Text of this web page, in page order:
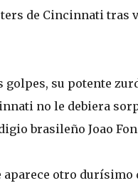
de Cincinnati tras
su potente
no le debiera
brasileño Joao
otro durísimo